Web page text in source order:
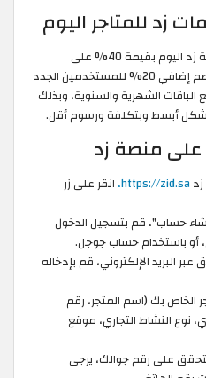
زد للمتاجر اليوم
استفد من عروض وخصومات منصة زد اليوم بقيمة 40% على
الاشتراك في الباقات السنوية + خصم إضافي 20% للمستخدمين الجدد
الشهرية والسنوية، وبذلك
أبسط وبتكلفة ورسوم أقل.
منصة زد
https://zid.sa، انقر على زر
حساب"، قم بتسجيل الدخول
أو باستخدام حساب جوجل.
البريد الإلكتروني، قم بإدخاله
الخاص بك (اسم المتجر، رقم
نوع النشاط التجاري، موقع
على رقم جوالك، يرجى